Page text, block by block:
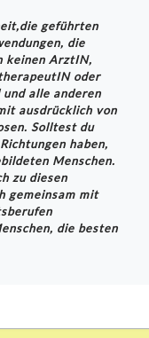
geführten
die
keinen ArztIN,
oder
alle anderen
ausdrücklich von
Solltest du
haben,
Menschen.
zu diesen
gemeinsam mit
die besten